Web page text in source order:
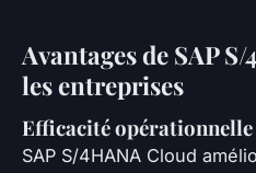
Avantages de SAP
les entreprises
Efficacité
SAP S/4HANA Cloud